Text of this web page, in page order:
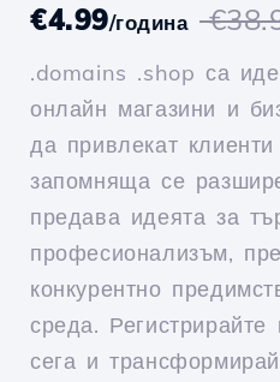
€4.99/година
.domains .shop са
онлайн магазини и
да привлекат
запомняща се
предава идеята за
професионализъм,
конкурентно
среда.
сега и